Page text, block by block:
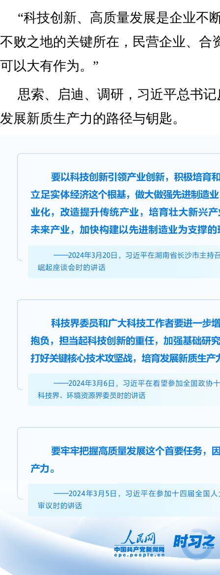
“科技创新、高质量发展是企业不
不败之地的关键所在，民营企业、合
可以大有作为。”
思索、启迪、调研，习近平总书
发展新质生产力的路径与钥匙。